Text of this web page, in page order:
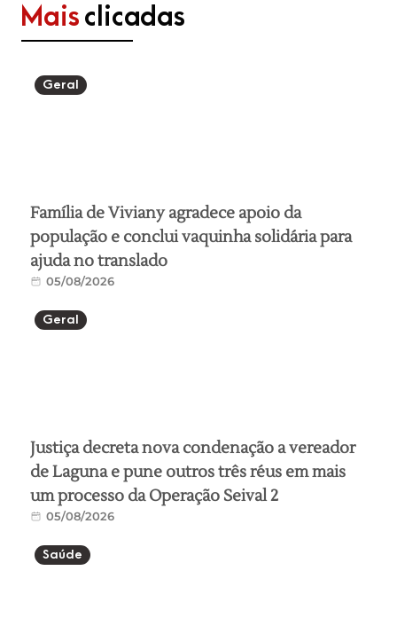
Mais clicadas
Geral
Família de Viviany agradece apoio da
população e conclui vaquinha solidária para
ajuda no translado
05/08/2026
Geral
Justiça decreta nova condenação a vereador
de Laguna e pune outros três réus em mais
um processo da Operação Seival 2
05/08/2026
Saúde